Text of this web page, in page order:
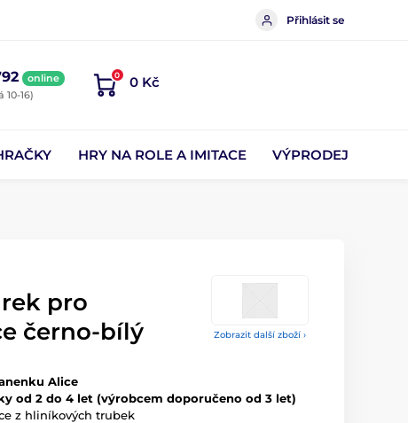
Přihlásit se
online
10-16)
0 0 Kč
HRY NA ROLE A IMITACE VÝPRODEJ
Zobrazit další zboží ›
pro
černo-bílý
Alice
od 2 do 4 let (výrobcem doporučeno od 3 let)
z hliníkových trubek